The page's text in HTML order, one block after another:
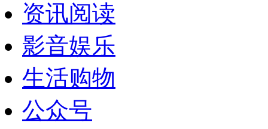
资讯阅读
影音娱乐
生活购物
公众号